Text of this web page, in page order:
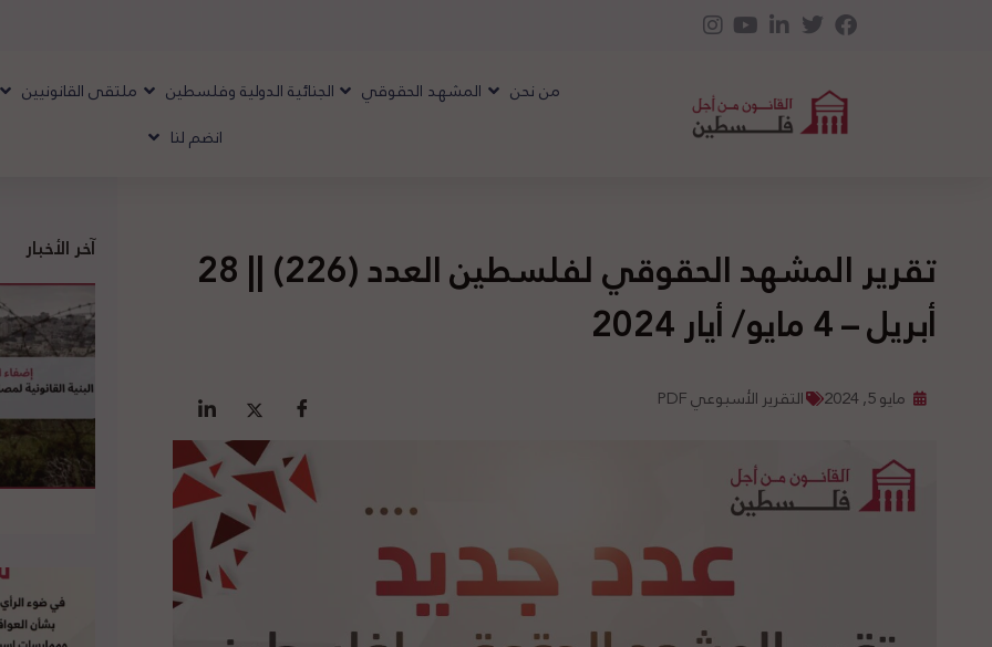
من نحن المشهد الحقوقي الجنائية الدولية وفلسطين ملتقى القانونيين
انضم لنا
تقرير المشهد الحقوقي لفلسطين العدد (226) || 28
أبريل – 4 مايو/ أيار 2024
مايو 5, 2024 التقرير الأسبوعي PDF
آخر الأخبار